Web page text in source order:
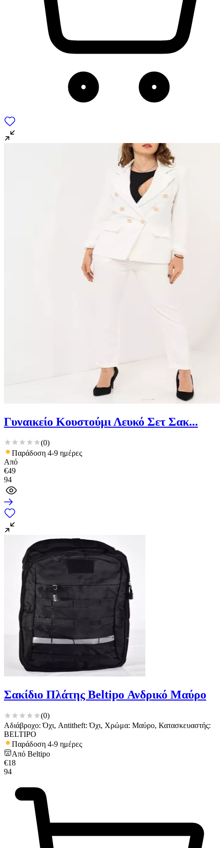
Γυναικείο Κουστούμι Λευκό Σετ Σακ...
(0)
Παράδοση 4-9 ημέρες
Από
€49
94
Σακίδιο Πλάτης Beltipo Ανδρικό Μαύρο
(0)
Αδιάβροχο: Όχι, Antitheft: Όχι, Χρώμα: Μαύρο, Κατασκευαστής:
BELTIPO
Παράδοση 4-9 ημέρες
Από Beltipo
€18
94